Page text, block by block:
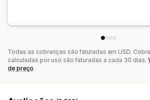
Todas as cobranças são faturadas em USD.
calculadas por uso são faturadas a cada 30 dias.
de preço